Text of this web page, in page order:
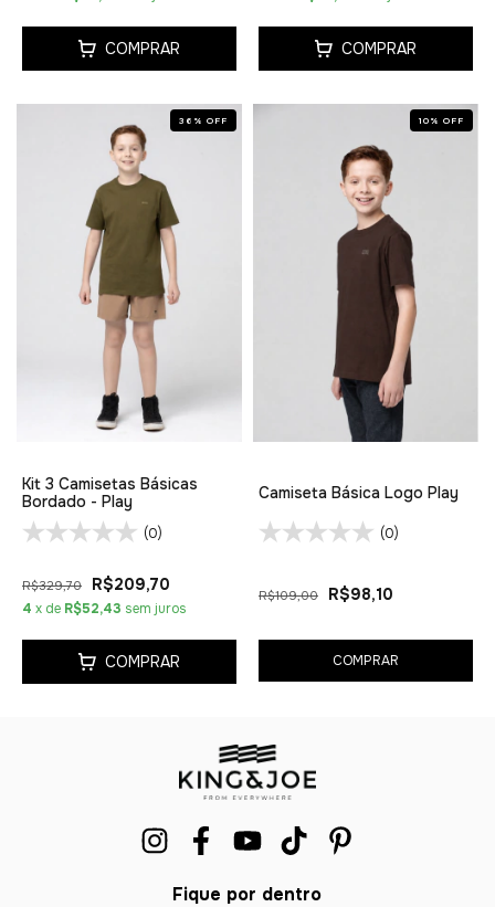
COMPRAR COMPRAR
36 % OFF
Kit 3 Camisetas Básicas
Bordado - Play
(0)
R$329,70 R$209,70
4 x de R$52,43 sem juros
COMPRAR
10 % OFF
Camiseta Básica Logo Play
(0)
R$109,00 R$98,10
COMPRAR
Fique por dentro